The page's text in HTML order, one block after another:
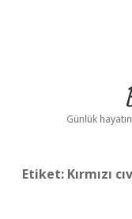
Günlük
Etiket: Kırmızı